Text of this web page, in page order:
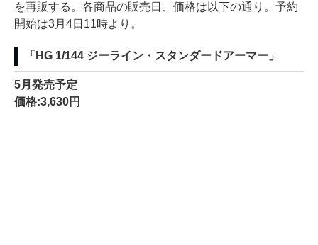
を再販する。各商品の販売日、価格は以下の通り。予約
開始は3月4日11時より。
「HG 1/144 ジーライン・スタンダードアーマー」
5月発売予定
価格:3,630円